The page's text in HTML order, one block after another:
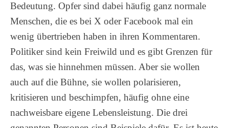
Bedeutung. Opfer sind dabei häufig ganz normale
Menschen, die es bei X oder Facebook mal ein
wenig übertrieben haben in ihren Kommentaren.
Politiker sind kein Freiwild und es gibt Grenzen für
das, was sie hinnehmen müssen. Aber sie wollen
auch auf die Bühne, sie wollen polarisieren,
kritisieren und beschimpfen, häufig ohne eine
nachweisbare eigene Lebensleistung. Die drei